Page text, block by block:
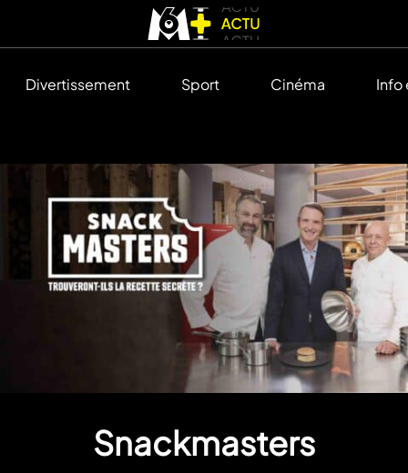
Divertissement Sport Cinéma Info
Snackmasters